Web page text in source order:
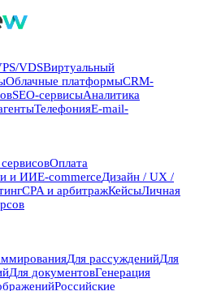
VDSВиртуальный
Облачные платформыCRM-
SEO-сервисыАналитика
ТелефонияE-mail-
Оплата
и ИИE-commerceДизайн / UX /
CPA и арбитражКейсыЛичная
Для рассужденийДля
Для документовГенерация
Российские